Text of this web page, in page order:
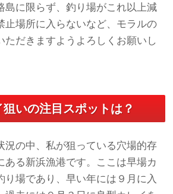
島に限らず、釣り場がこれ以上減
止場所に入らないなど、モラルの
ただきますようよろしくお願いし
いの注目スポットは？
況の中、私が狙っている穴場的存
ある新浜漁港です。ここは早場カ
り場であり、早い年には９月に入